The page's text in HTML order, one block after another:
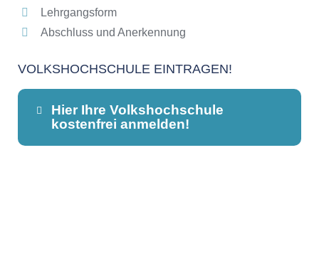
Lehrgangsform
Abschluss und Anerkennung
VOLKSHOCHSCHULE EINTRAGEN!
Hier Ihre Volkshochschule
kostenfrei anmelden!